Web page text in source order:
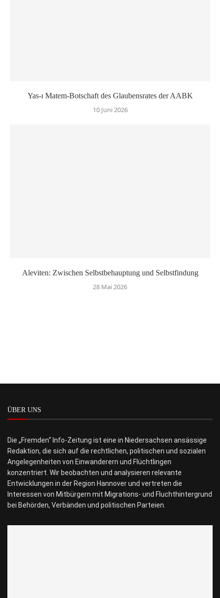
Yas-ı Matem-Botschaft des Glaubensrates der AABK
10 Juni 2026
Aleviten: Zwischen Selbstbehauptung und Selbstfindung
28 Mai 2026
ÜBER UNS
Die „Fremden“ Info-Zeitung ist eine in Niedersachsen ansässige
Redaktion, die sich auf die rechtlichen, politischen und sozialen
Angelegenheiten von Einwanderern und Flüchtlingen
konzentriert. Wir beobachten und analysieren relevante
Entwicklungen in der Region Hannover und vertreten die
Interessen von Mitbürgern mit Migrations- und Fluchthintergrund
bei Behörden, Verbänden und politischen Parteien.